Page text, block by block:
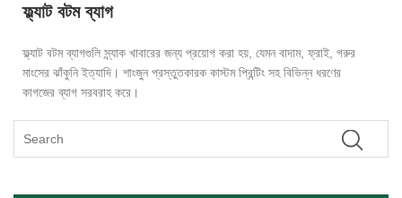
ফ্ল্যাট বটম ব্যাগ
ফ্ল্যাট বটম ব্যাগগুলি স্ন্যাক খাবারের জন্য প্রয়োগ করা হয়, যেমন বাদাম, ফ্রাই, গরুর
মাংসের ঝাঁকুনি ইত্যাদি। শাংজুন প্রস্তুতকারক কাস্টম প্রিন্টিং সহ বিভিন্ন ধরণের
কাগজের ব্যাগ সরবরাহ করে।